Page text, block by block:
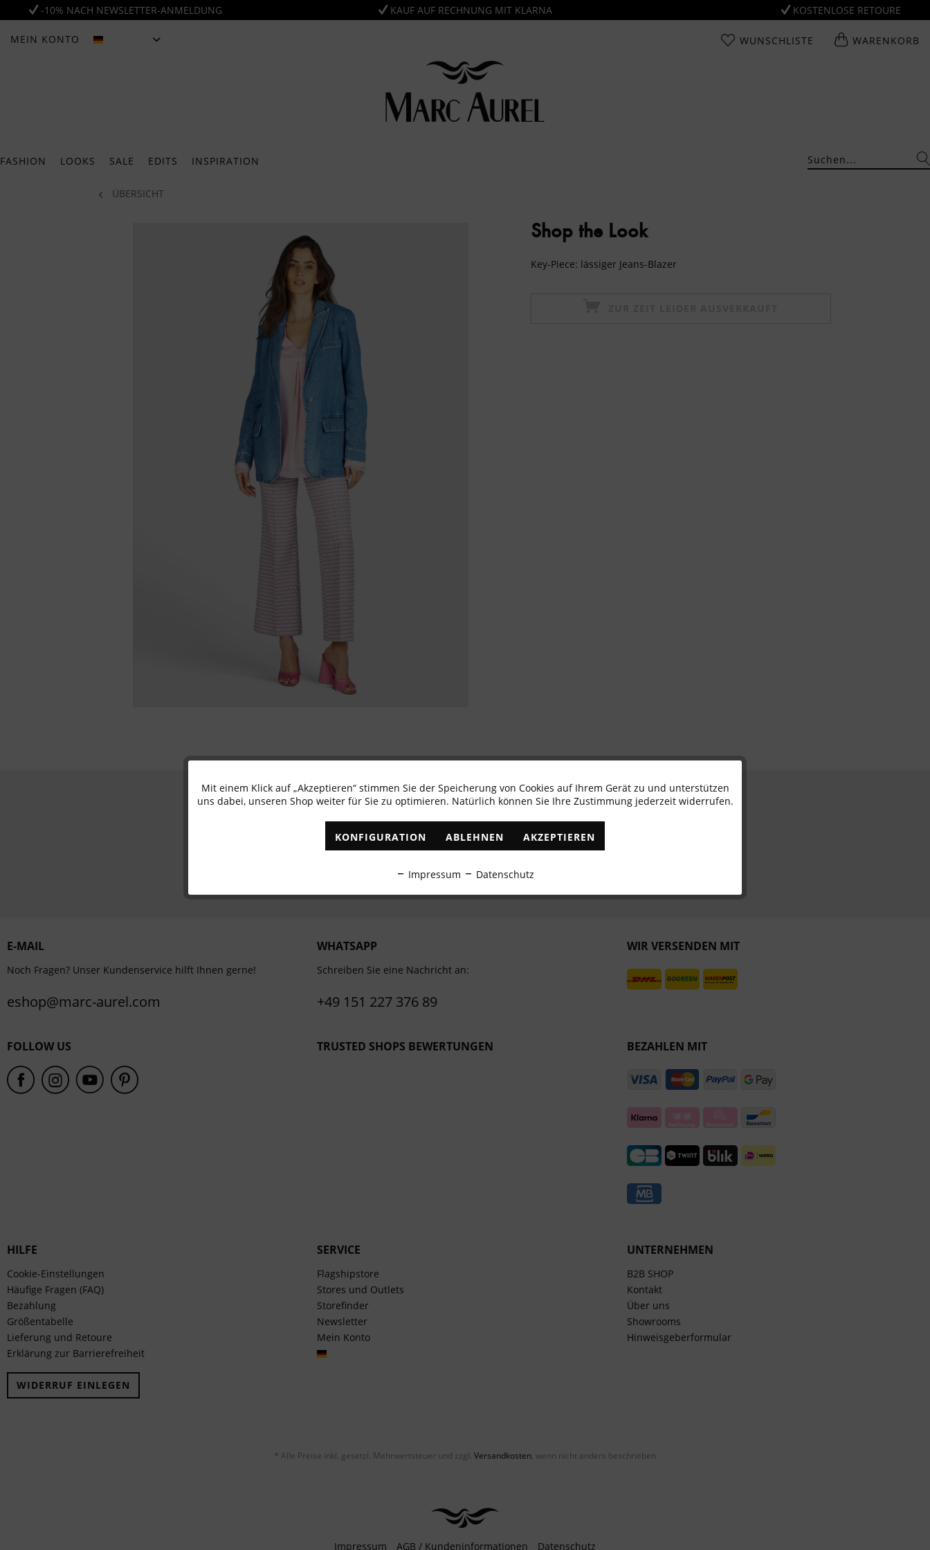
-10% NACH NEWSLETTER-ANMELDUNG KAUF AUF RECHNUNG MIT KLARNA KOSTENLOSE RETOURE
MEIN KONTO WUNSCHLISTE WARENKORB
FASHION LOOKS SALE EDITS INSPIRATION
ÜBERSICHT
Shop the Look
Key-Piece: lässiger Jeans-Blazer
Newsletter abonnieren & 10% - Gutschein erhalten
✓ Exklusive Angebote ✓ Die aktuellsten Trends
E-MAIL
Noch Fragen? Unser Kundenservice hilft Ihnen gerne!
eshop@marc-aurel.com
WHATSAPP
Schreiben Sie eine Nachricht an:
+49 151 227 376 89
WIR VERSENDEN MIT
FOLLOW US TRUSTED SHOPS BEWERTUNGEN BEZAHLEN MIT
HILFE
Cookie-Einstellungen
Häufige Fragen (FAQ)
Bezahlung
Größentabelle
Lieferung und Retoure
Erklärung zur Barrierefreiheit
WIDERRUF EINLEGEN
SERVICE
Flagshipstore
Stores und Outlets
Storefinder
Newsletter
Mein Konto
UNTERNEHMEN
B2B SHOP
Kontakt
Über uns
Showrooms
Hinweisgeberformular
* Alle Preise inkl. gesetzl. Mehrwertsteuer und zzgl. Versandkosten, wenn nicht anders beschrieben
Impressum AGB / Kundeninformationen Datenschutz
Funktionale Aktiv
Mit einem Klick auf „Akzeptieren“ stimmen Sie der Speicherung von Cookies auf Ihrem Gerät zu und unterstützen
uns dabei, unseren Shop weiter für Sie zu optimieren. Natürlich können Sie Ihre Zustimmung jederzeit widerrufen.
KONFIGURATION ABLEHNEN AKZEPTIEREN
Impressum Datenschutz